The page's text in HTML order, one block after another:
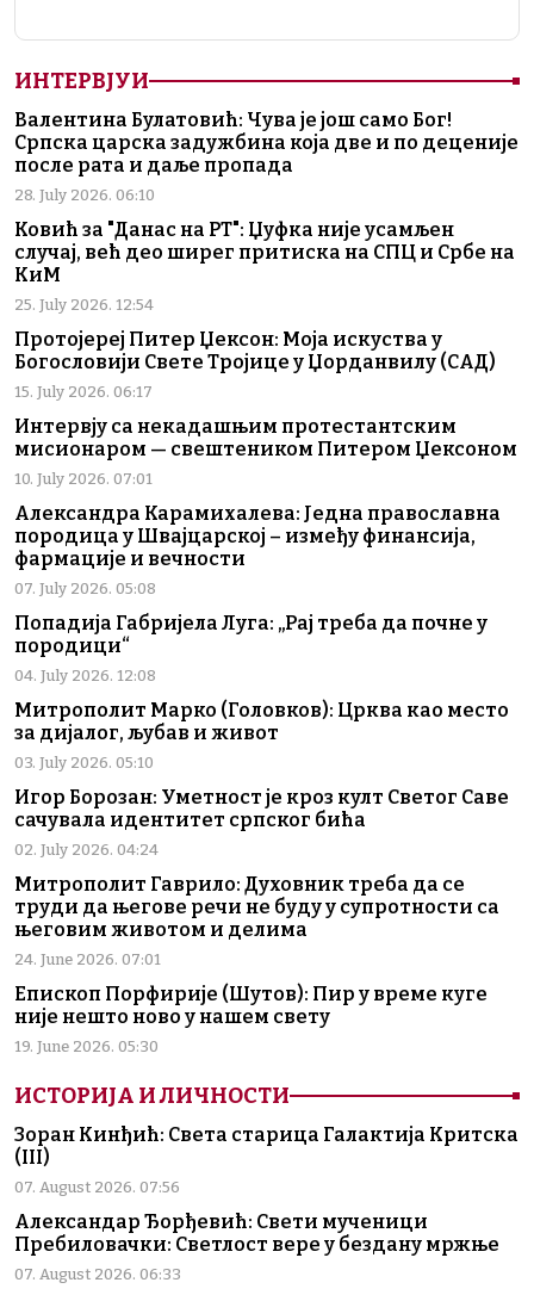
ИНТЕРВЈУИ
Валентина Булатовић: Чува је још само Бог!
Српска царска задужбина која две и по деценије
после рата и даље пропада
28. July 2026. 06:10
Ковић за "Данас на РТ": Џуфка није усамљен
случај, већ део ширег притиска на СПЦ и Србе на
КиМ
25. July 2026. 12:54
Протојереј Питер Џексон: Моја искуства у
Богословији Свете Тројице у Џорданвилу (САД)
15. July 2026. 06:17
Интервју са некадашњим протестантским
мисионаром — свештеником Питером Џексоном
10. July 2026. 07:01
Александра Карамихалева: Једна православна
породица у Швајцарској – између финансија,
фармације и вечности
07. July 2026. 05:08
Попадија Габријела Луга: „Рај треба да почне у
породици“
04. July 2026. 12:08
Митрополит Марко (Головков): Црква као место
за дијалог, љубав и живот
03. July 2026. 05:10
Игор Борозан: Уметност је кроз култ Светог Саве
сачувала идентитет српског бића
02. July 2026. 04:24
Митрополит Гаврило: Духовник треба да се
труди да његове речи не буду у супротности са
његовим животом и делима
24. June 2026. 07:01
Епископ Порфирије (Шутов): Пир у време куге
није нешто ново у нашем свету
19. June 2026. 05:30
ИСТОРИЈА И ЛИЧНОСТИ
Зоран Кинђић: Света старица Галактија Критска
(III)
07. August 2026. 07:56
Александар Ђорђевић: Свети мученици
Пребиловачки: Светлост вере у бездану мржње
07. August 2026. 06:33